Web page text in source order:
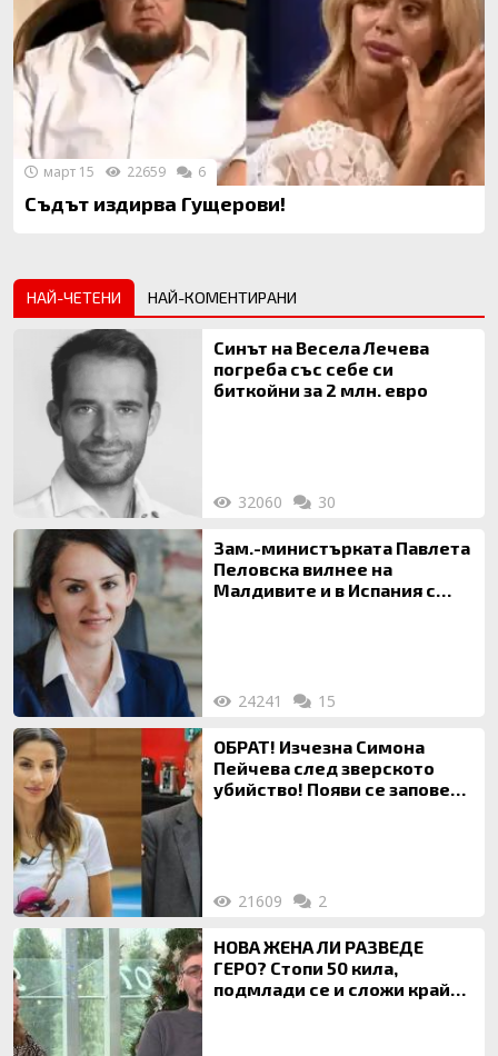
Съдът издирва Гущерови!
март 15 22659 6
НАЙ-ЧЕТЕНИ НАЙ-КОМЕНТИРАНИ
Синът на Весела Лечева
погреба със себе си
биткойни за 2 млн. евро
32060 30
Зам.-министърката Павлета
Пеловска вилнее на
Малдивите и в Испания с
24241 15
ОБРАТ! Изчезна Симона
Пейчева след зверското
убийство! Появи се заповед
21609 2
НОВА ЖЕНА ЛИ РАЗВЕДЕ
ГЕРО? Стопи 50 кила,
подмлади се и сложи край